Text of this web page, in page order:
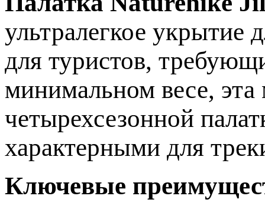
ультралегкое укрытие
для туристов,
минимальном весе, эта
четырехсезонной
характерными для
Ключевые